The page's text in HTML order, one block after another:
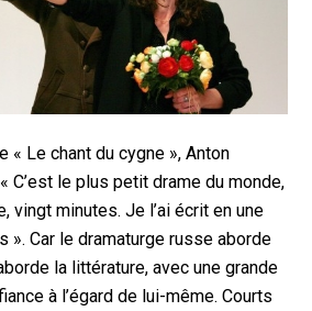
« Le chant du cygne », Anton
C’est le plus petit drame du monde,
vingt minutes. Je l’ai écrit en une
». Car le dramaturge russe aborde
la littérature, avec une grande
à l’égard de lui-même. Courts